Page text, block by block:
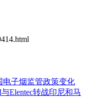
电子烟监管政策变化
Elentec转战印尼和马